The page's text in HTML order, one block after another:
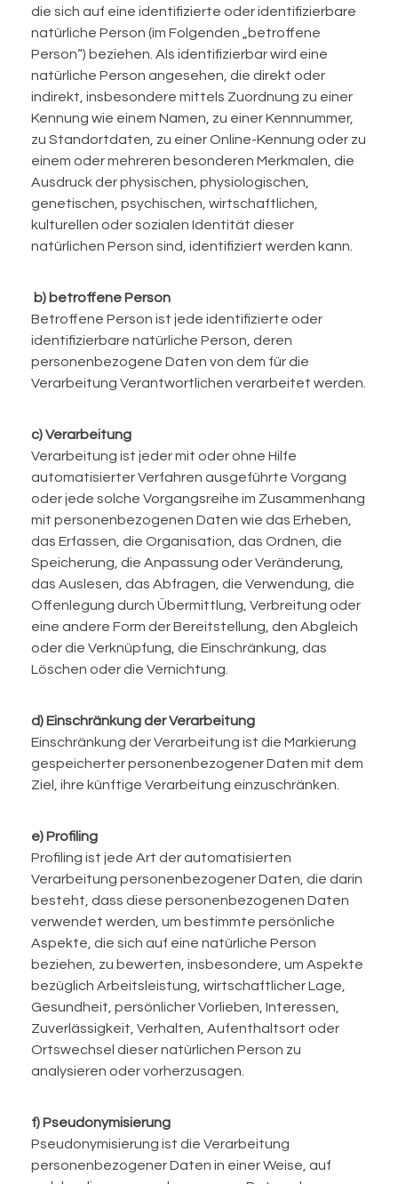
die sich auf eine identifizierte oder identifizierbare
natürliche Person (im Folgenden „betroffene
Person“) beziehen. Als identifizierbar wird eine
natürliche Person angesehen, die direkt oder
indirekt, insbesondere mittels Zuordnung zu einer
Kennung wie einem Namen, zu einer Kennnummer,
zu Standortdaten, zu einer Online-Kennung oder zu
einem oder mehreren besonderen Merkmalen, die
Ausdruck der physischen, physiologischen,
genetischen, psychischen, wirtschaftlichen,
kulturellen oder sozialen Identität dieser
natürlichen Person sind, identifiziert werden kann.
b) betroffene Person
Betroffene Person ist jede identifizierte oder
identifizierbare natürliche Person, deren
personenbezogene Daten von dem für die
Verarbeitung Verantwortlichen verarbeitet werden.
c) Verarbeitung
Verarbeitung ist jeder mit oder ohne Hilfe
automatisierter Verfahren ausgeführte Vorgang
oder jede solche Vorgangsreihe im Zusammenhang
mit personenbezogenen Daten wie das Erheben,
das Erfassen, die Organisation, das Ordnen, die
Speicherung, die Anpassung oder Veränderung,
das Auslesen, das Abfragen, die Verwendung, die
Offenlegung durch Übermittlung, Verbreitung oder
eine andere Form der Bereitstellung, den Abgleich
oder die Verknüpfung, die Einschränkung, das
Löschen oder die Vernichtung.
d) Einschränkung der Verarbeitung
Einschränkung der Verarbeitung ist die Markierung
gespeicherter personenbezogener Daten mit dem
Ziel, ihre künftige Verarbeitung einzuschränken.
e) Profiling
Profiling ist jede Art der automatisierten
Verarbeitung personenbezogener Daten, die darin
besteht, dass diese personenbezogenen Daten
verwendet werden, um bestimmte persönliche
Aspekte, die sich auf eine natürliche Person
beziehen, zu bewerten, insbesondere, um Aspekte
bezüglich Arbeitsleistung, wirtschaftlicher Lage,
Gesundheit, persönlicher Vorlieben, Interessen,
Zuverlässigkeit, Verhalten, Aufenthaltsort oder
Ortswechsel dieser natürlichen Person zu
analysieren oder vorherzusagen.
f) Pseudonymisierung
Pseudonymisierung ist die Verarbeitung
personenbezogener Daten in einer Weise, auf